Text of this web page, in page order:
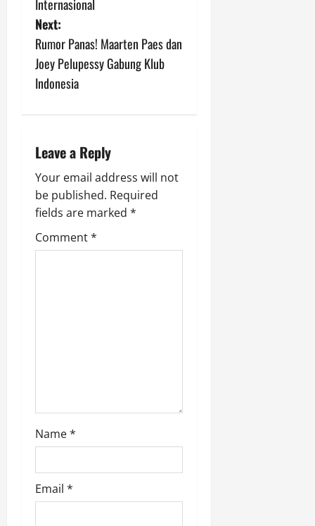
s
t
n
a
i
g
a
t
Internasional
Next:
Rumor Panas! Maarten Paes dan
Joey Pelupessy Gabung Klub
Indonesia
Leave a Reply
Your email address will not
be published. Required
fields are marked *
Comment*
Name*
Email *